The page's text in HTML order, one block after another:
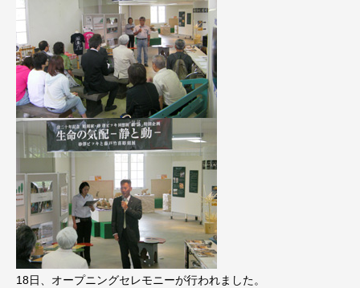
18日、オープニングセレモニーが行われました。